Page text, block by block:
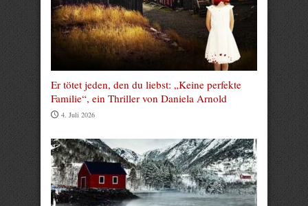
Er tötet jeden, den du liebst: „Keine perfekte
Familie“, ein Thriller von Daniela Arnold
4. Juli 2026